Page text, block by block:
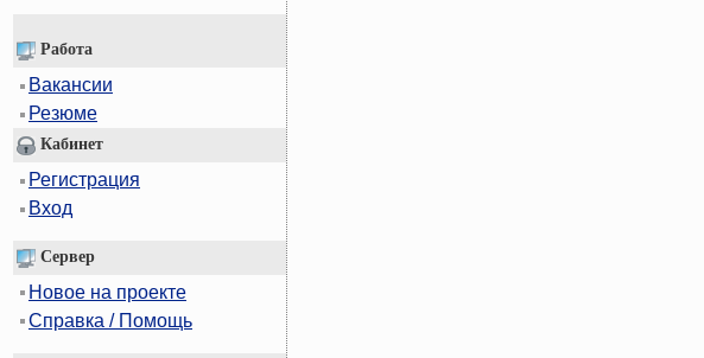
Работа
Вакансии
Резюме
Кабинет
Регистрация
Вход
Сервер
Новое на проекте
Справка / Помощь